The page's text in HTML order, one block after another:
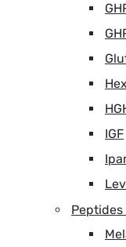
IGF
Peptides